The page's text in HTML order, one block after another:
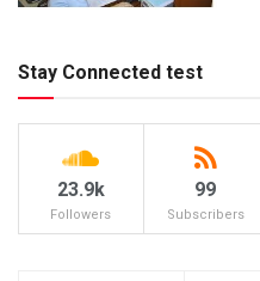
Stay Connected test
23.9k
Followers
99
Subscribers